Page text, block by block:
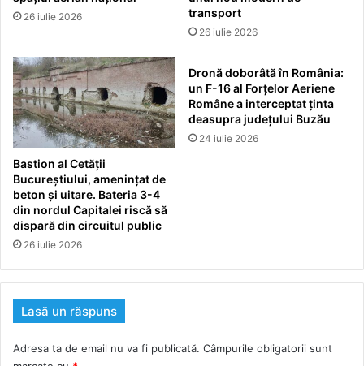
26 iulie 2026
transport
26 iulie 2026
Bastion al Cetății
Bucureștiului, amenințat de
beton și uitare. Bateria 3-4
din nordul Capitalei riscă să
dispară din circuitul public
26 iulie 2026
Dronă doborâtă în România:
un F-16 al Forțelor Aeriene
Române a interceptat ținta
deasupra județului Buzău
24 iulie 2026
Lasă un răspuns
Adresa ta de email nu va fi publicată. Câmpurile obligatorii sunt